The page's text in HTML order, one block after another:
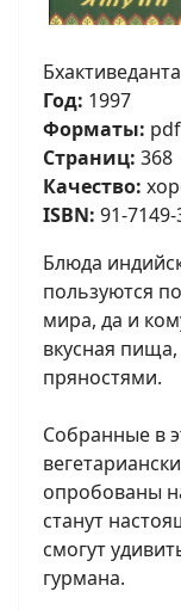
Год: 1997
Форматы:
Страниц: 368
Качество:
ISBN: 91-
Блюда
пользуются
мира, да и
вкусная
пряностями.
Собранные в
опробованы
станут
смогут
гурмана.